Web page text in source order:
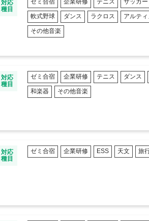
対応
種目
ゼミ合宿 企業研修 テニス サッカー
軟式野球 ダンス ラクロス アルティ
その他音楽
対応
種目
ゼミ合宿 企業研修 テニス ダンス
和楽器 その他音楽
対応
種目
ゼミ合宿 企業研修 ESS 天文 旅